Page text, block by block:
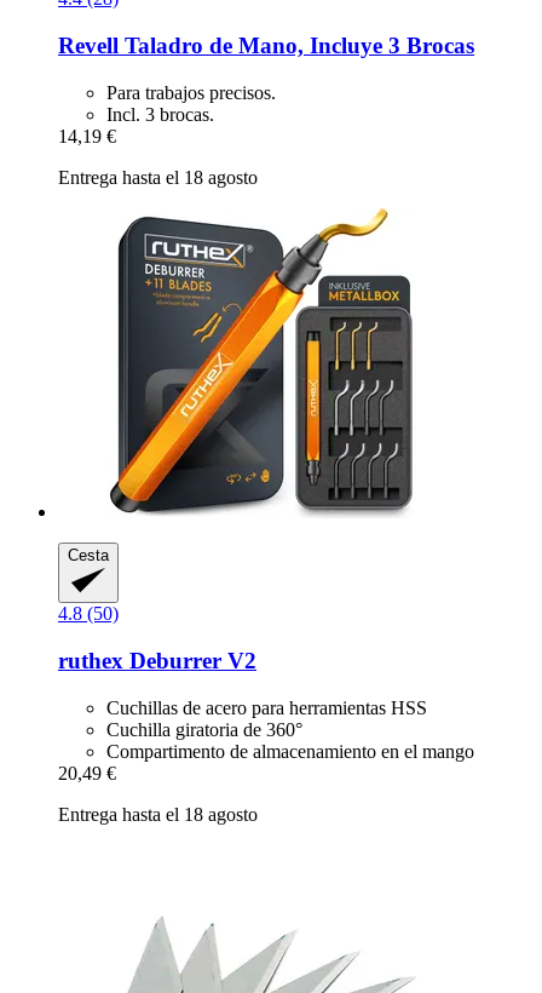
Revell Taladro de Mano, Incluye 3 Brocas
Para trabajos precisos.
Incl. 3 brocas.
14,19 €
Entrega hasta el 18 agosto
Cesta
4.8 (50)
ruthex Deburrer V2
Cuchillas de acero para herramientas HSS
Cuchilla giratoria de 360°
Compartimento de almacenamiento en el mango
20,49 €
Entrega hasta el 18 agosto